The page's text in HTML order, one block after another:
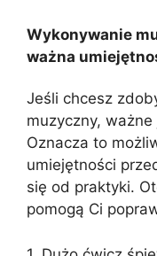
Wykonywanie
ważna
Jeśli chcesz
muzyczny,
Oznacza to
umiejętności
się od praktyki.
pomogą Ci